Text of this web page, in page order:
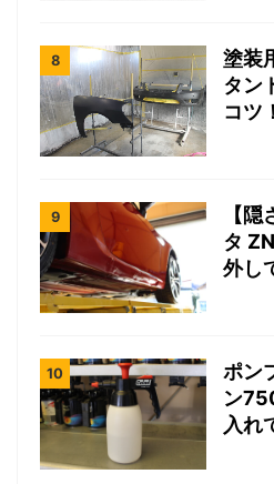
塗装
タン
コツ！
【
タ
外し
ポン
ン
入れ